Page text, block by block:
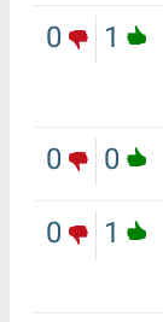
1
0
0
0
1
0